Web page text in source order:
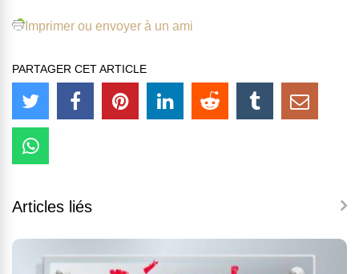
Imprimer ou envoyer à un ami
PARTAGER CET ARTICLE
Articles liés